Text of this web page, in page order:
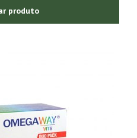
produto